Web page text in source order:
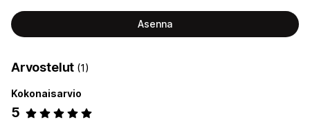
Asenna
Arvostelut (1)
Kokonaisarvio
5